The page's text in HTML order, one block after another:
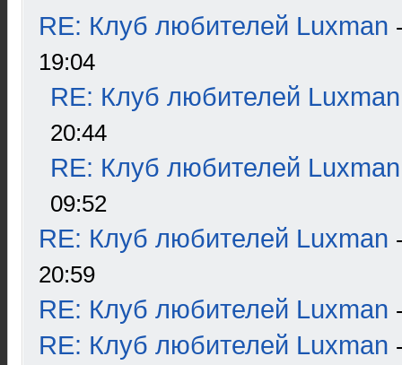
RE: Клуб любителей Luxman
19:04
RE: Клуб любителей Luxman
20:44
RE: Клуб любителей Luxman
09:52
RE: Клуб любителей Luxman
20:59
RE: Клуб любителей Luxman
RE: Клуб любителей Luxman